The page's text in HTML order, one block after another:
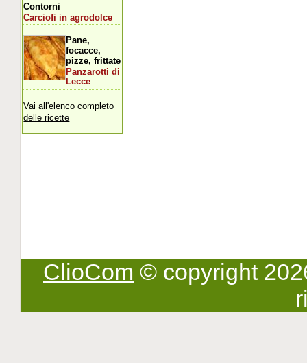
Contorni
Carciofi in agrodolce
Pane,
focacce,
pizze, frittate
Panzarotti di
Lecce
Vai all'elenco completo
delle ricette
ClioCom © copyright